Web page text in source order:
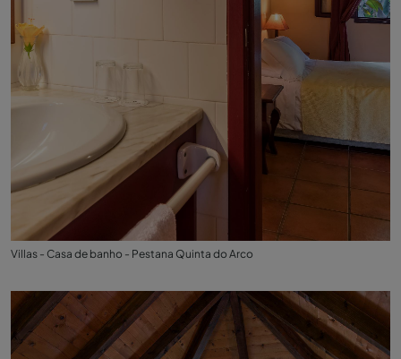
Villas - Casa de banho - Pestana Quinta do Arco